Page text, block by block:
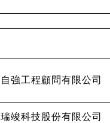
自強工程顧問有限公司
瑞竣科技股份有限公司